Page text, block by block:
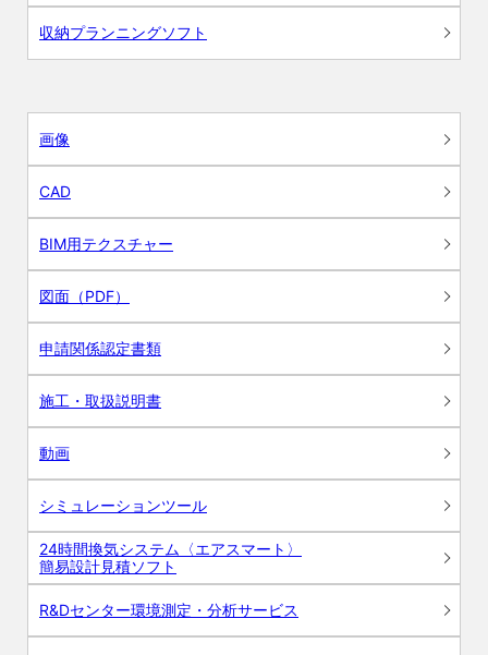
収納プランニングソフト
画像
CAD
BIM用テクスチャー
図面（PDF）
申請関係認定書類
施工・取扱説明書
動画
シミュレーションツール
24時間換気システム〈エアスマート〉
簡易設計見積ソフト
R&Dセンター環境測定・分析サービス